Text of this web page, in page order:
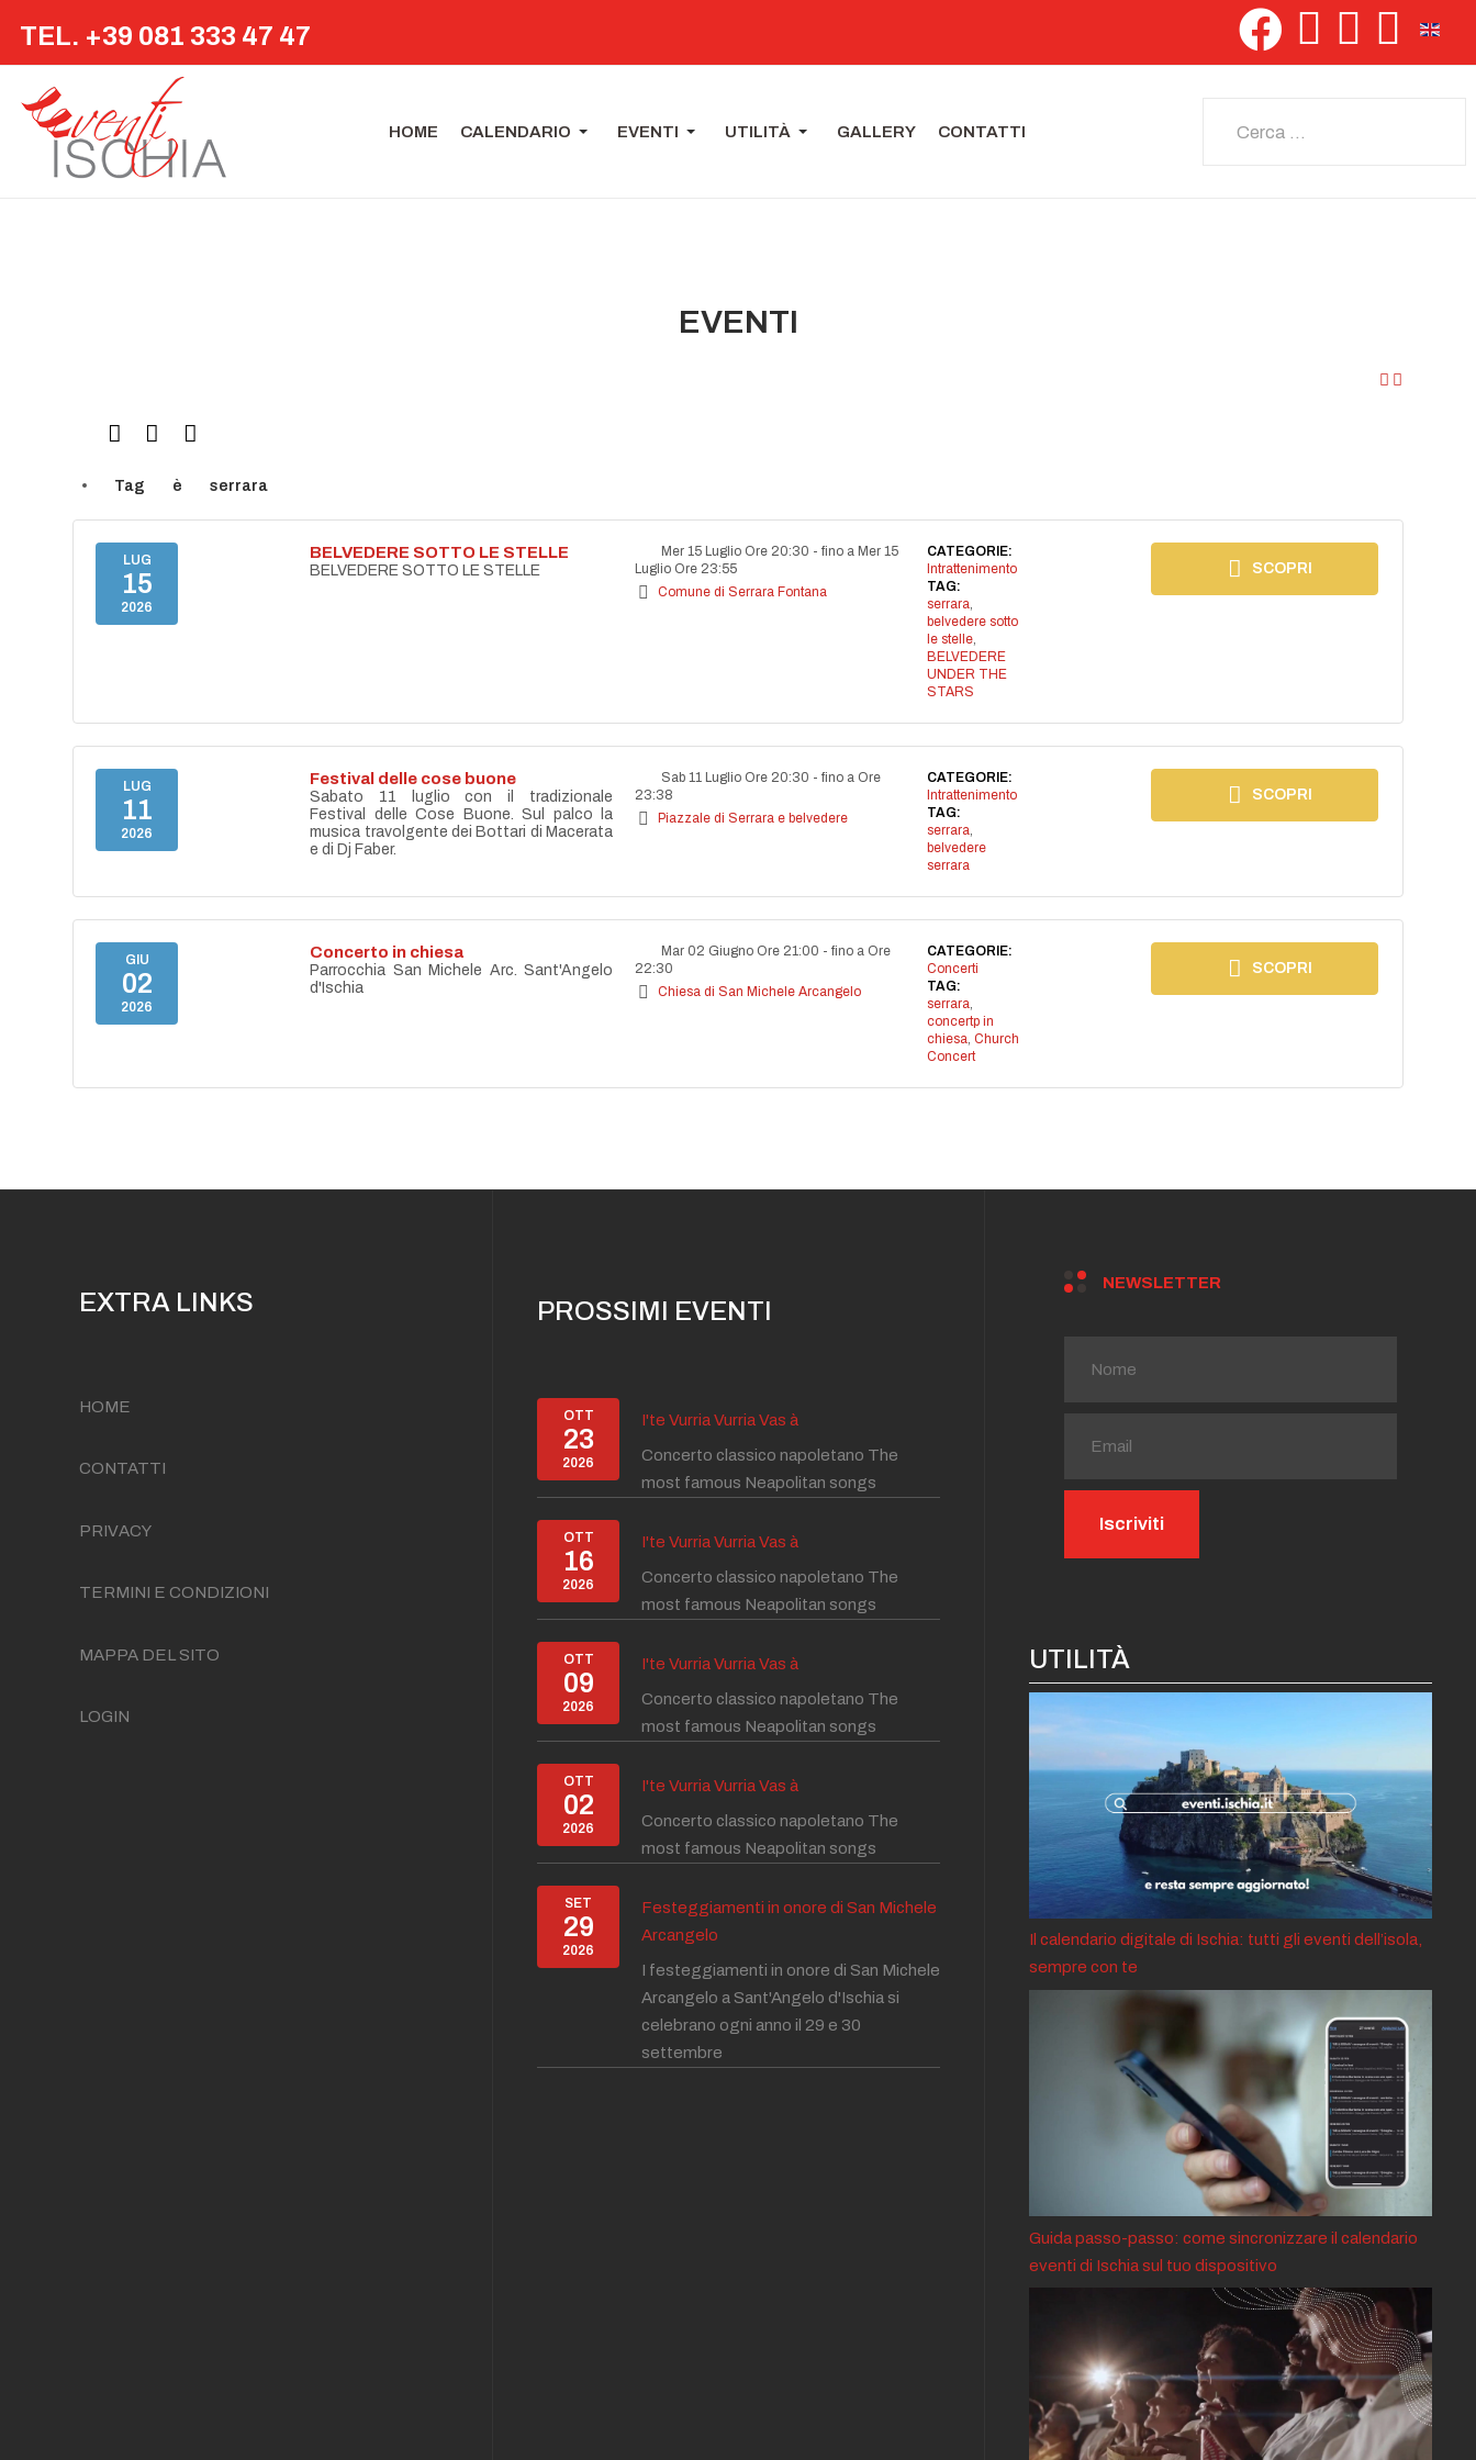
TEL. +39 081 333 47 47
HOME CALENDARIO EVENTI UTILITÀ GALLERY CONTATTI
EVENTI
Tag è serrara
LUG
15
2026
BELVEDERE SOTTO LE STELLE
BELVEDERE SOTTO LE STELLE
Mer 15 Luglio Ore 20:30 - fino a Mer 15
Luglio Ore 23:55
Comune di Serrara Fontana
CATEGORIE:
Intrattenimento
TAG:
serrara,
belvedere sotto
le stelle,
BELVEDERE
UNDER THE
STARS
SCOPRI
LUG
11
2026
Festival delle cose buone
Sabato 11 luglio con il tradizionale
Festival delle Cose Buone. Sul palco la
musica travolgente dei Bottari di Macerata
e di Dj Faber.
Sab 11 Luglio Ore 20:30 - fino a Ore
23:38
Piazzale di Serrara e belvedere
CATEGORIE:
Intrattenimento
TAG:
serrara,
belvedere
serrara
SCOPRI
GIU
02
2026
Concerto in chiesa
Parrocchia San Michele Arc. Sant'Angelo
d'Ischia
Mar 02 Giugno Ore 21:00 - fino a Ore
22:30
Chiesa di San Michele Arcangelo
CATEGORIE:
Concerti
TAG:
serrara,
concertp in
chiesa, Church
Concert
SCOPRI
EXTRA LINKS
HOME
CONTATTI
PRIVACY
TERMINI E CONDIZIONI
MAPPA DEL SITO
LOGIN
PROSSIMI EVENTI
OTT
23
2026
I'te Vurria Vurria Vas à
Concerto classico napoletano The
most famous Neapolitan songs
OTT
16
2026
I'te Vurria Vurria Vas à
Concerto classico napoletano The
most famous Neapolitan songs
OTT
09
2026
I'te Vurria Vurria Vas à
Concerto classico napoletano The
most famous Neapolitan songs
OTT
02
2026
I'te Vurria Vurria Vas à
Concerto classico napoletano The
most famous Neapolitan songs
SET
29
2026
Festeggiamenti in onore di San Michele
Arcangelo
I festeggiamenti in onore di San Michele
Arcangelo a Sant'Angelo d'Ischia si
celebrano ogni anno il 29 e 30
settembre
NEWSLETTER
UTILITÀ
Il calendario digitale di Ischia: tutti gli eventi dell’isola,
sempre con te
Guida passo-passo: come sincronizzare il calendario
eventi di Ischia sul tuo dispositivo